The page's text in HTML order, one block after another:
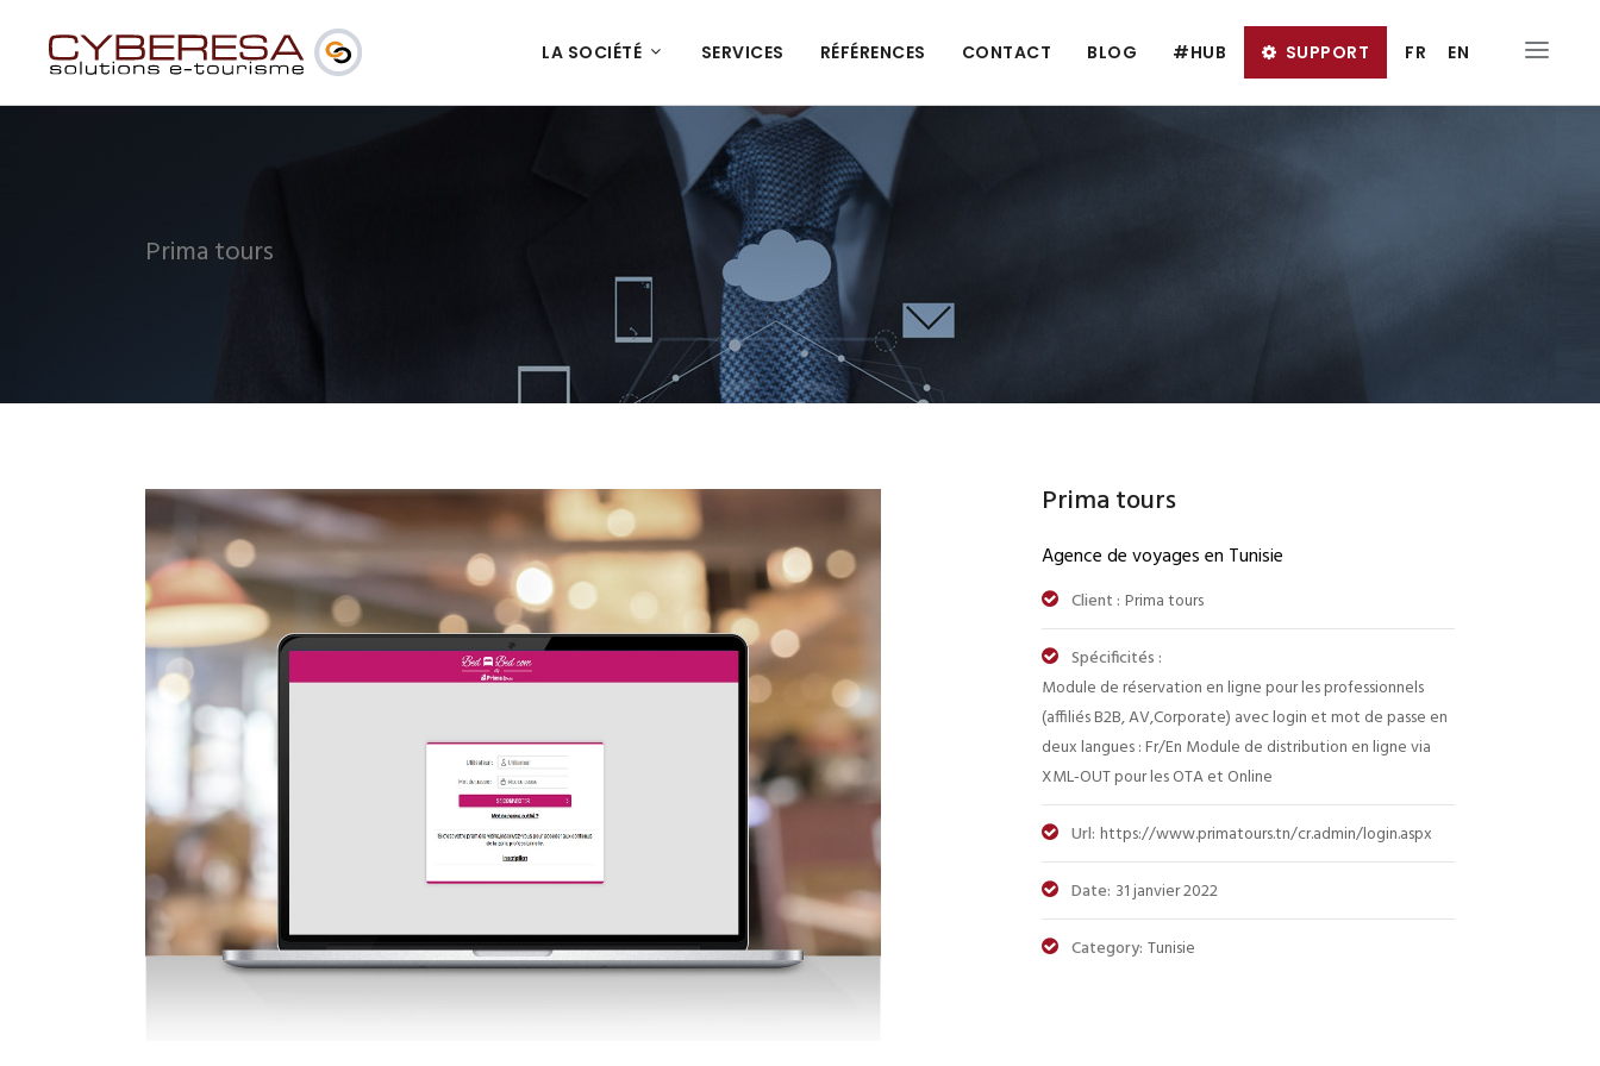
LA SOCIÉTÉ SERVICES RÉFÉRENCES CONTACT BLOG #HUB SUPPORT FR EN
Prima tours
Prima tours
Agence de voyages en Tunisie
Client : Prima tours
Spécificités :
Module de réservation en ligne pour les professionnels
(affiliés B2B, AV,Corporate) avec login et mot de passe en
deux langues : Fr/En Module de distribution en ligne via
XML-OUT pour les OTA et Online
Url: https://www.primatours.tn/cr.admin/login.aspx
Date: 31 janvier 2022
Category: Tunisie